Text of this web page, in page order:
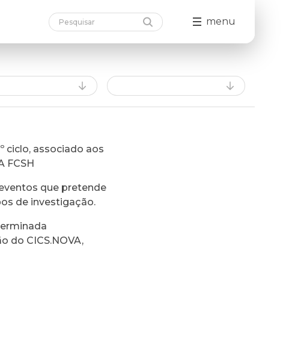
menu
ciclo, associado aos
FCSH
que pretende
de investigação.
do CICS.NOVA,